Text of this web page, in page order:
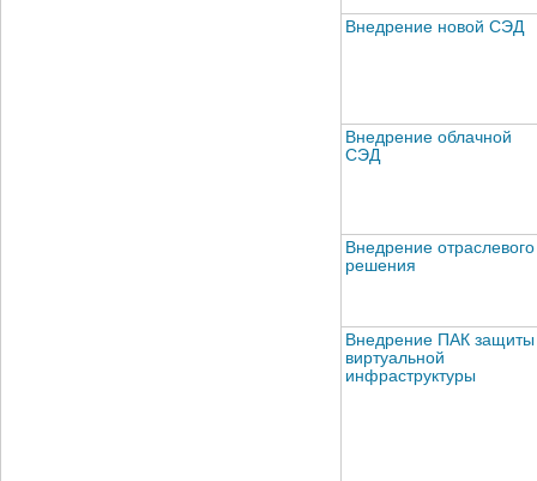
Внедрение новой СЭД
Внедрение облачной
СЭД
Внедрение отраслевого
решения
Внедрение ПАК защиты
виртуальной
инфраструктуры